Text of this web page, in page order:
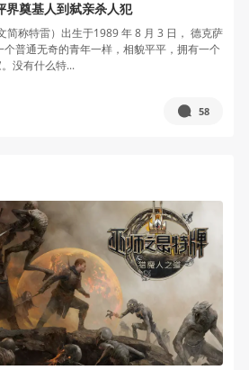
奠基人到弑亲杀人犯
简称特雷）出生于1989 年 8 月 3 日， 德克萨
普通无奇的青年一样，相貌平平，拥有一个
没有什么特...
58